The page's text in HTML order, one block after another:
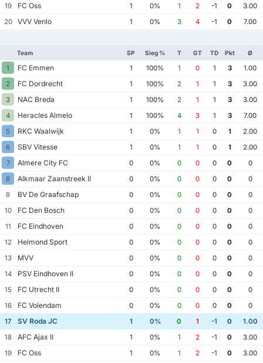
19
FC Oss 1 0% 1 2 -1 0
3.00
20
VVV Venlo 1 0% 3 4 -1 0 7.00
Team SP Sieg % T GT TD Pkt Ø
1 FC Emmen 1 100% 1 0 1 3
1.00
2
FC Dordrecht 1 100% 2 1 1 3
3.00
3
NAC Breda 1 100% 2 1 1 3
3.00
4
Heracles Almelo 1 100% 4 3 1 3
7.00
5
RKC Waalwijk 1 0% 1 1 0 1
2.00
6
SBV Vitesse 1 0% 1 1 0 1
2.00
7
Almere City FC 0 0% 0 0 0 0
0
8
Alkmaar Zaanstreek II 0 0% 0 0 0 0
0
9
BV De Graafschap 0 0% 0 0 0 0
0
10
FC Den Bosch 0 0% 0 0 0 0
0
11
FC Eindhoven 0 0% 0 0 0 0
0
12
Helmond Sport 0 0% 0 0 0 0
0
13
MVV 0 0% 0 0 0 0
0
14
PSV Eindhoven II 0 0% 0 0 0 0
0
15
FC Utrecht II 0 0% 0 0 0 0
0
16
FC Volendam 0 0% 0 0 0 0
0
17
SV Roda JC 1 0% 0 1 -1 0
1.00
18
AFC Ajax II 1 0% 1 2 -1 0
3.00
19
FC Oss 1 0% 1 2 -1 0
3.00